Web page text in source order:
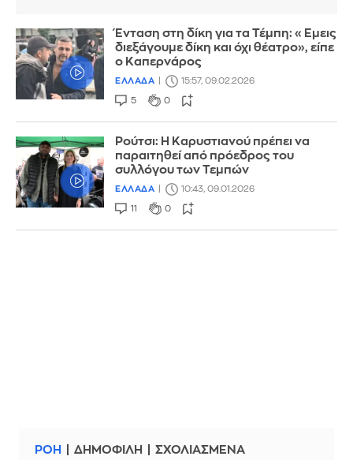
Ένταση στη δίκη για τα Τέμπη: «Εμεις
διεξάγουμε δίκη και όχι θέατρο», είπε
ο Καπερνάρος
ΕΛΛΑΔΑ 15:57, 09.02.2026
5 0
Ρούτσι: Η Καρυστιανού πρέπει να
παραιτηθεί από πρόεδρος του
συλλόγου των Τεμπών
ΕΛΛΑΔΑ 10:43, 09.01.2026
11 0
ΡΟΗ ΔΗΜΟΦΙΛΗ ΣΧΟΛΙΑΣΜΕΝΑ